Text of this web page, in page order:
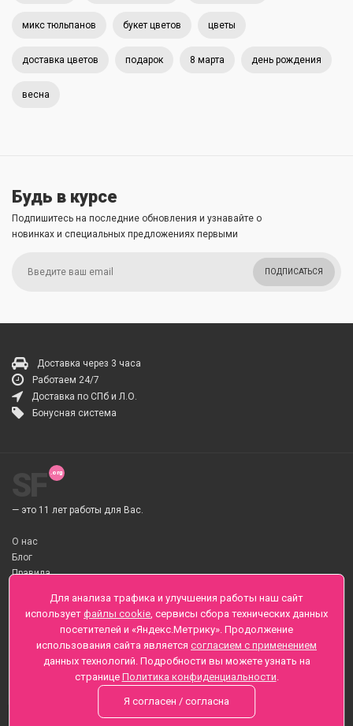
микс тюльпанов букет цветов цветы
доставка цветов подарок 8 марта день рождения
весна
Будь в курсе
Подпишитесь на последние обновления и узнавайте о
новинках и специальных предложениях первыми
ПОДПИСАТЬСЯ
Доставка через 3 часа
Работаем 24/7
Доставка по СПб и Л.О.
Бонусная система
— это 11 лет работы для Вас.
О нас
Блог
Правила
О Доставке цветов
Оплата
Телеграмм
Санкт-Петербург ул. Заозерная д.6 , Лиговский пр., 65
+7 (812) 425-01-16
Вопросы? Звоните круглосуточно, без выходных
Для анализа трафика и улучшения работы наш сайт
использует файлы cookie, сервисы сбора технических данных
посетителей и «Яндекс.Метрику». Продолжение
использования сайта является согласием с применением
данных технологий. Подробности вы можете узнать на
странице Политика конфиденциальности.
Я согласен / согласна